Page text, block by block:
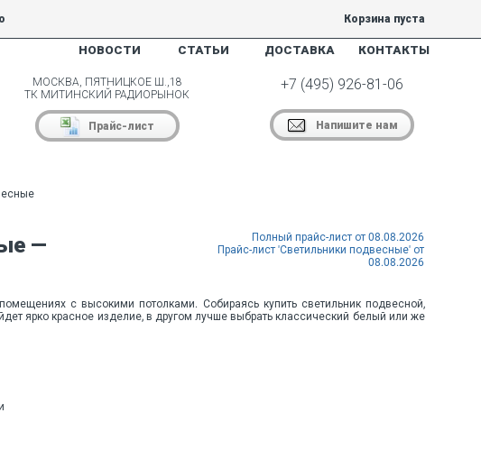
Корзина пуста
НОВОСТИ СТАТЬИ ДОСТАВКА КОНТАКТЫ
МОСКВА, ПЯТНИЦКОЕ Ш.,18
ТК МИТИНСКИЙ РАДИОРЫНОК
Прайс-лист
+7 (495) 926-81-06
Напишите нам
—
Полный прайс-лист от 08.08.2026
Прайс-лист 'Светильники подвесные' от
08.08.2026
с высокими потолками. Собираясь купить светильник подвесной,
ярко красное изделие, в другом лучше выбрать классический белый или же